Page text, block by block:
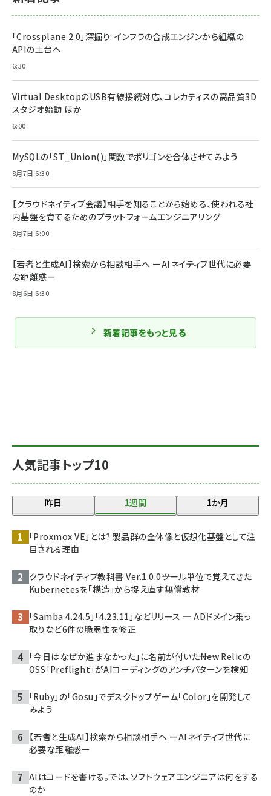
人気記事トップ10
昨日 1週間 1か月
「Proxmox VE」とは? 製品群の全体像と仮想化基盤として注
目される理由
クラウドネイティブ教科書 Ver.1.0.0――ツール単位で覚えてきた
Kubernetesを「構造」から捉え直す無償教材
「Samba 4.24.5」「4.23.11」などリリース ─ ADドメイン乗っ
取りなど6件の脆弱性を修正
「今日はなぜか進まなかった」に名前が付いた――New Relicの
OSS「Preflight」がAIコーディングのアンチパターンを検知
「Ruby」の「Gosu」でデスクトップゲーム「Color」を開発して
みよう
【若者と生成AI】検索から相談相手へ ーAIネイティブ世代に
必要な距離感ー
AIはコードを書ける。では、ソフトウェアエンジニアは何をする
のか
「Crossplane 2.0」深掘り: インフラの合成エンジンから組織の
APIの土台へ
6:30
Virtual DesktopのUSB有線接続対応、コレカティスの高品質3D
スタジオ始動 ほか
6:00
MySQLの「ST_Union()」関数でポリゴンを合体させてみよう
8月7日 6:30
【クラウドネイティブ会議】相手を知ることから始める、使われる社
内基盤を育てるためのプラットフォームエンジニアリング
8月7日 6:00
【若者と生成AI】検索から相談相手へ ーAIネイティブ世代に必要
な距離感ー
8月6日 6:30
新着記事をもっと見る